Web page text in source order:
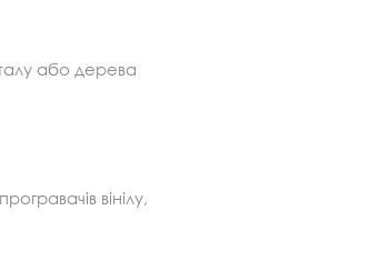
або дерева
вінілу,